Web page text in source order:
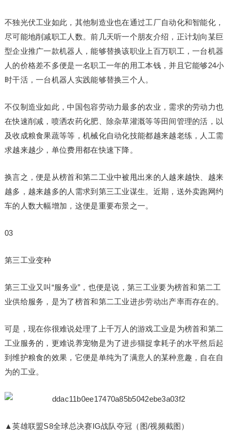
不独光伏工业如此，其他制造业也在通过工厂自动化和智能化，
尽可能地削减职工人数。前几天听一个朋友介绍，正计划向某巨
型企业推广一款机器人，能够替换该职业上百万职工，一台机器
人的价格差不多便是一名职工一年的用工本钱，并且它能够24小
时干活，一台机器人实践能够替换三个人。
不仅制造业如此，中国包容劳动力最多的农业，需求的劳动力也
在快速削减，喷洒农药化肥、除杂草灌溉等等田间管理的活，以
及收成粮食果蔬等等，机械化自动化技能都越来越老练，人工需
求越来越少，单位费用都在快速下降。
换言之，便是从榜首和第二工业中被甩出来的人越来越快、越来
越多，越来越多的人需求到第三工业谋生。近期，送外卖跑网约
车的人数大幅增加，这便是重要布景之一。
03
第三工业变种
第三工业又叫“服务业”，也便是说，第三工业要为榜首和第二工
业供给服务，是为了榜首和第二工业进步劳动出产率而存在的。
可是，现在你很难说处理了上千万人的游戏工业是为榜首和第二
工业服务的，更难说养宠物是为了进步猫捉拿耗子的水平然后起
到维护粮食的效果，它便是单纯为了满意人的某种意趣，自在自
为的工业。
▲英雄联盟S8全球总决赛IG战队夺冠（图/视频截图）